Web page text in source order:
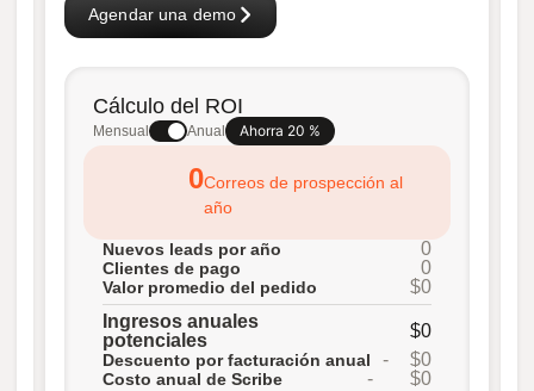
Cálculo del ROI
Mensual Anual Ahorra 20 %
0Correos de prospección al
año
Nuevos leads por año 0
Clientes de pago 0
Valor promedio del pedido
$0
Ingresos anuales
potenciales
$0
Descuento por facturación anual - $0
Costo anual de Scribe -
$0
Agendar una demo